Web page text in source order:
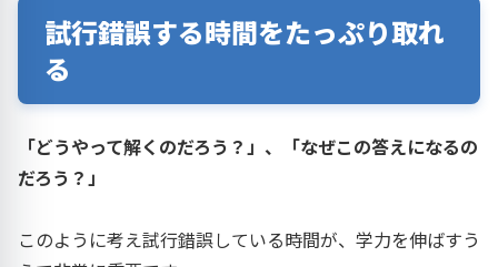
試行錯誤する時間をたっぷり取れ
る
「どうやって解くのだろう？」、「なぜこの答えになるの
だろう？」
このように考え試行錯誤している時間が、学力を伸ばすう